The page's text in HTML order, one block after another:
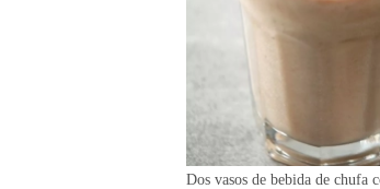
Dos vasos de bebida de chufa